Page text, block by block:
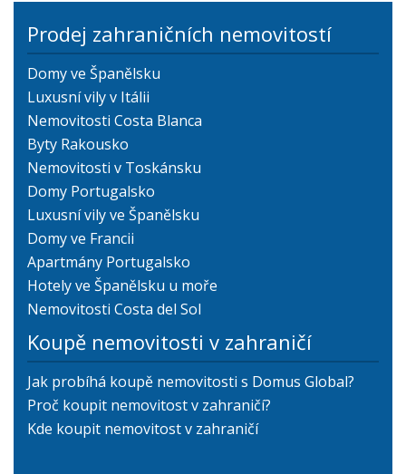
Prodej zahraničních nemovitostí
Domy ve Španělsku
Luxusní vily v Itálii
Nemovitosti Costa Blanca
Byty Rakousko
Nemovitosti v Toskánsku
Domy Portugalsko
Luxusní vily ve Španělsku
Domy ve Francii
Apartmány Portugalsko
Hotely ve Španělsku u moře
Nemovitosti Costa del Sol
Koupě nemovitosti v zahraničí
Jak probíhá koupě nemovitosti s Domus Global?
Proč koupit nemovitost v zahraničí?
Kde koupit nemovitost v zahraničí